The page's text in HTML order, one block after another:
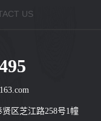
US
贤区芝江路258号1幢